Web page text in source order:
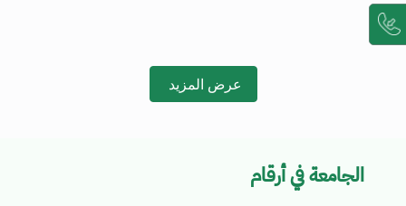
عرض المزيد
الجامعة في أرقام